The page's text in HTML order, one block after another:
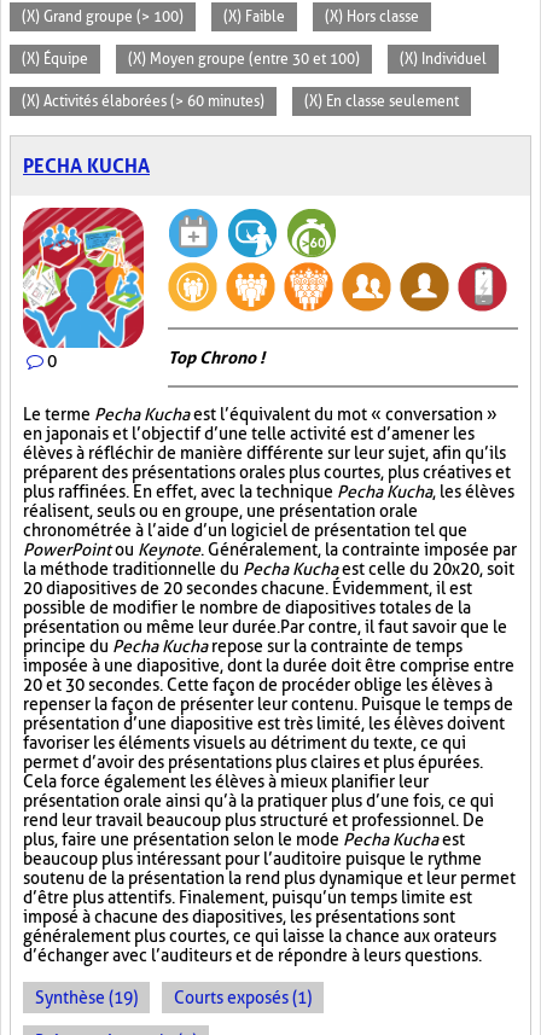
(X) Grand groupe (> 100) (X) Faible (X) Hors classe
(X) Équipe (X) Moyen groupe (entre 30 et 100) (X) Individuel
(X) Activités élaborées (> 60 minutes) (X) En classe seulement
PECHA KUCHA
0 Top Chrono !
Le terme Pecha Kuchaest l’équivalent du mot « conversation »
en japonais et l’objectif d’une telle activité est d’amener les
élèves à réfléchir de manière différente sur leur sujet, afin qu’ils
préparent des présentations orales plus courtes, plus créatives et
plus raffinées. En effet, avec la technique Pecha Kucha, les élèves
réalisent, seuls ou en groupe, une présentation orale
chronométrée à l’aide d’un logiciel de présentation tel que
PowerPointou Keynote. Généralement, la contrainte imposée par
la méthode traditionnelle du Pecha Kuchaest celle du 20x20, soit
20 diapositives de 20 secondes chacune. Évidemment, il est
possible de modifier le nombre de diapositives totales de la
présentation ou même leur durée. Par contre, il faut savoir que le
principe du Pecha Kucharepose sur la contrainte de temps
imposée à une diapositive, dont la durée doit être comprise entre
20 et 30 secondes. Cette façon de procéder oblige les élèves à
repenser la façon de présenter leur contenu. Puisque le temps de
présentation d’une diapositive est très limité, les élèves doivent
favoriser les éléments visuels au détriment du texte, ce qui
permet d’avoir des présentations plus claires et plus épurées.
Cela force également les élèves à mieux planifier leur
présentation orale ainsi qu’à la pratiquer plus d’une fois, ce qui
rend leur travail beaucoup plus structuré et professionnel. De
plus, faire une présentation selon le mode Pecha Kuchaest
beaucoup plus intéressant pour l’auditoire puisque le rythme
soutenu de la présentation la rend plus dynamique et leur permet
d’être plus attentifs. Finalement, puisqu’un temps limite est
imposé à chacune des diapositives, les présentations sont
généralement plus courtes, ce qui laisse la chance aux orateurs
d’échanger avec l’auditeurs et de répondre à leurs questions.
Synthèse (19) Courts exposés (1)